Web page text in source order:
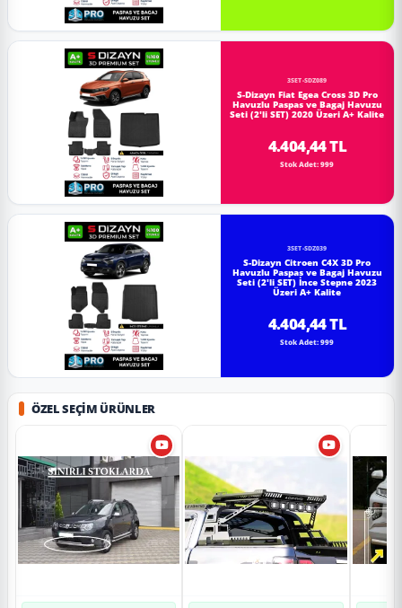
3SET-SDZ089
S-Dizayn Fiat Egea Cross 3D Pro
Havuzlu Paspas ve Bagaj Havuzu
Seti (2'li SET) 2020 Üzeri A+ Kalite
4.404,44 TL
Stok Adet: 999
3SET-SDZ039
S-Dizayn Citroen C4X 3D Pro
Havuzlu Paspas ve Bagaj Havuzu
Seti (2'li SET) İnce Stepne 2023
Üzeri A+ Kalite
4.404,44 TL
Stok Adet: 999
ÖZEL SEÇIM ÜRÜNLER